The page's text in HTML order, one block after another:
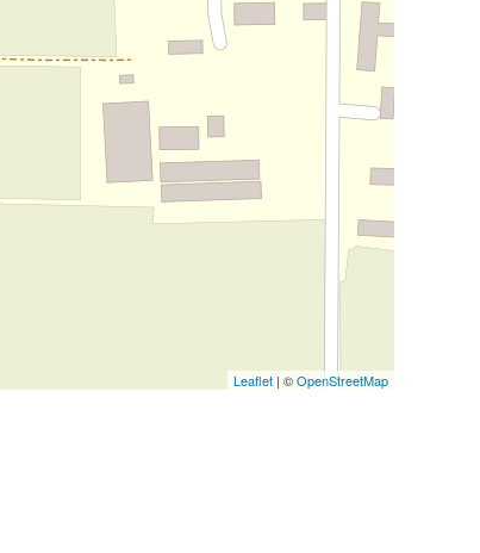
Leaflet | ©OpenStreetMap